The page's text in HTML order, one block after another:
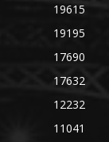
19615
19195
17690
17632
12232
11041